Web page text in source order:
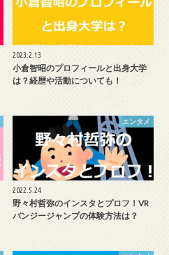
2023.2.13
小倉智昭のプロフィールと出身大学
は？経歴や活動についても！
エンタメ
2022.5.24
野々村哲弥のインスタとプロフ！VR
バンジージャンプの体験方法は？